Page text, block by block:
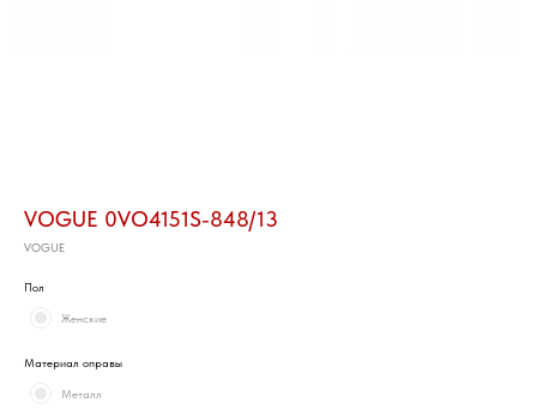
VOGUE 0VO4151S-848/13
VOGUE
Пол
Женские
Материал оправы
Металл